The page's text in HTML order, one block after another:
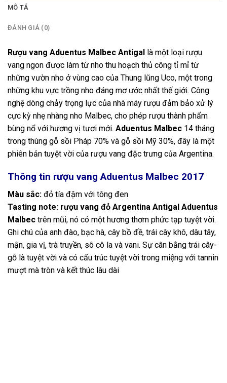
MÔ TẢ
ĐÁNH GIÁ (0)
Rượu vang Aduentus Malbec Antigal
là một loại rượu
vang ngon được làm từ nho thu hoạch thủ công tỉ mỉ từ
những vườn nho ở vùng cao của Thung lũng Uco, một trong
những khu vực trồng nho đáng mơ ước nhất thế giới. Công
nghệ dòng chảy trọng lực của nhà máy rượu đảm bảo xử lý
cực kỳ nhẹ nhàng nho Malbec, cho phép rượu thành phẩm
bùng nổ với hương vị tươi mới. Aduentus Malbec 14 tháng
trong thùng gỗ sồi Pháp 70% và gỗ sồi Mỹ 30%, đây là một
phiên bản tuyệt vời của rượu vang đặc trưng của Argentina.
Thông tin rượu vang Aduentus Malbec 2017
Màu sắc: đỏ tía đậm với tông đen
Tasting note: rượu vang đỏ Argentina Antigal Aduentus
Malbec trên mũi, nó có một hương thơm phức tạp tuyệt vời.
Ghi chú của anh đào, bạc hà, cây bồ đề, trái cây khô, dâu tây,
mận, gia vị, trà truyền, sô cô la và vani. Sự cân bằng trái cây-
gỗ là tuyệt vời và có cấu trúc tuyệt vời trong miệng với tannin
mượt mà tròn và kết thúc lâu dài